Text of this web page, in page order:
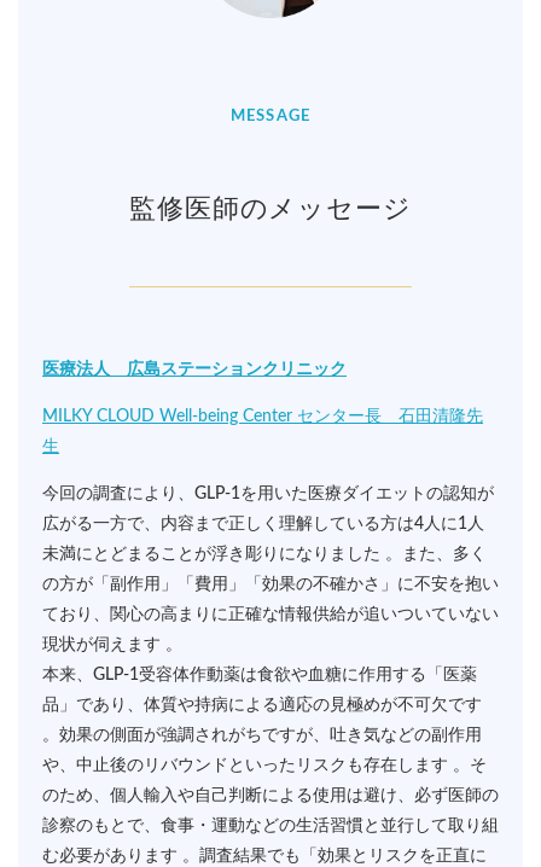
MESSAGE
監修医師のメッセージ
医療法人 広島ステーションクリニック
MILKY CLOUD Well-being Center センター長 石田清隆先
生
今回の調査により、GLP-1を用いた医療ダイエットの認知が
広がる一方で、内容まで正しく理解している方は4人に1人
未満にとどまることが浮き彫りになりました 。また、多く
の方が「副作用」「費用」「効果の不確かさ」に不安を抱い
ており、関心の高まりに正確な情報供給が追いついていない
現状が伺えます 。
本来、GLP-1受容体作動薬は食欲や血糖に作用する「医薬
品」であり、体質や持病による適応の見極めが不可欠です
。効果の側面が強調されがちですが、吐き気などの副作用
や、中止後のリバウンドといったリスクも存在します 。そ
のため、個人輸入や自己判断による使用は避け、必ず医師の
診察のもとで、食事・運動などの生活習慣と並行して取り組
む必要があります 。調査結果でも「効果とリスクを正直に